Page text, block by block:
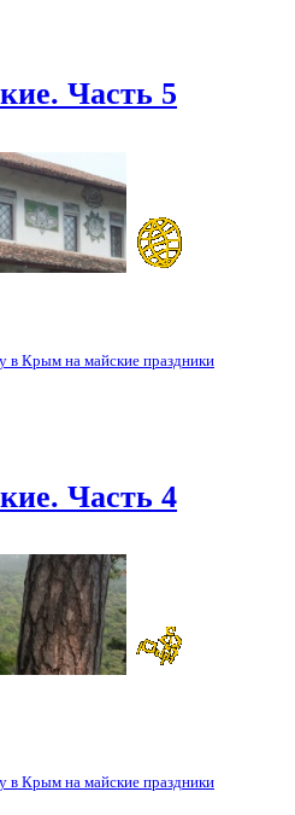
Часть 5
в Крым на майские праздники
Часть 4
в Крым на майские праздники